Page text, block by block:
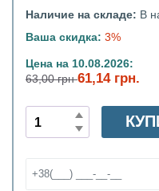
Наличие на складе: В
Ваша скидка: 3%
Цена на 10.08.2026:
63,00 грн61,14 грн.